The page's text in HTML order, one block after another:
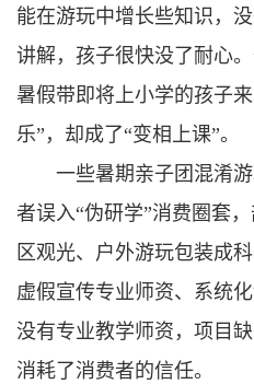
能在游玩中增长些知识，
讲解，孩子很快没了耐心
暑假带即将上小学的孩子
乐”，却成了“变相上课”。
一些暑期亲子团混淆
者误入“伪研学”消费圈套
区观光、户外游玩包装成
虚假宣传专业师资、系统
没有专业教学师资，项目
消耗了消费者的信任。